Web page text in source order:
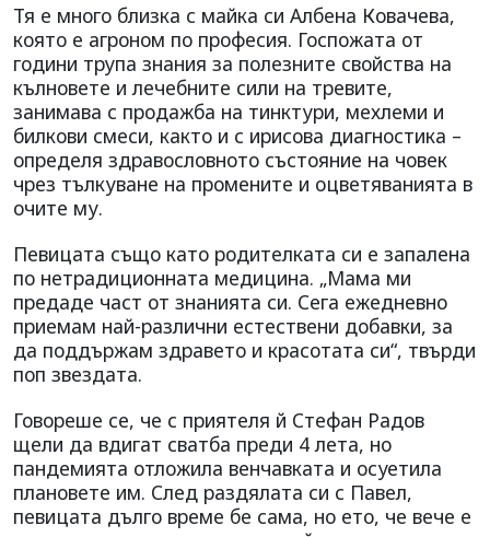
Тя е много близка с майка си Албена Ковачева,
която е агроном по професия. Госпожата от
години трупа знания за полезните свойства на
кълновете и лечебните сили на тревите,
занимава с продажба на тинктури, мехлеми и
билкови смеси, както и с ирисова диагностика –
определя здравословното състояние на човек
чрез тълкуване на промените и оцветяванията в
очите му.
Певицата също като родителката си е запалена
по нетрадиционната медицина. „Мама ми
предаде част от знанията си. Сега ежедневно
приемам най-различни естествени добавки, за
да поддържам здравето и красотата си“, твърди
поп звездата.
Говореше се, че с приятеля й Стефан Радов
щели да вдигат сватба преди 4 лета, но
пандемията отложила венчавката и осуетила
плановете им. След раздялата си с Павел,
певицата дълго време бе сама, но ето, че вече е